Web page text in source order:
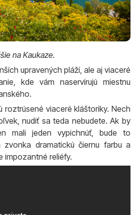
na Kaukaze.
upravených pláží, ale aj viaceré
kde vám naservírujú miestnu
roztrúsené viaceré kláštoriky. Nech
nudiť sa teda nebudete. Ak by
mali jeden vypichnúť, bude to
zvonka dramatickú čiernu farbu a
impozantné reliéfy.